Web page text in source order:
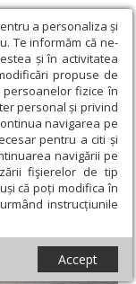
a personaliza și
Te informăm că ne-
și în activitatea
propuse de
persoanelor fizice în
personal și privind
navigarea pe
pentru a citi și
navigării pe
fişierelor de tip
că poți modifica în
instrucțiunile
Accept
› Două cutremure
Richter în